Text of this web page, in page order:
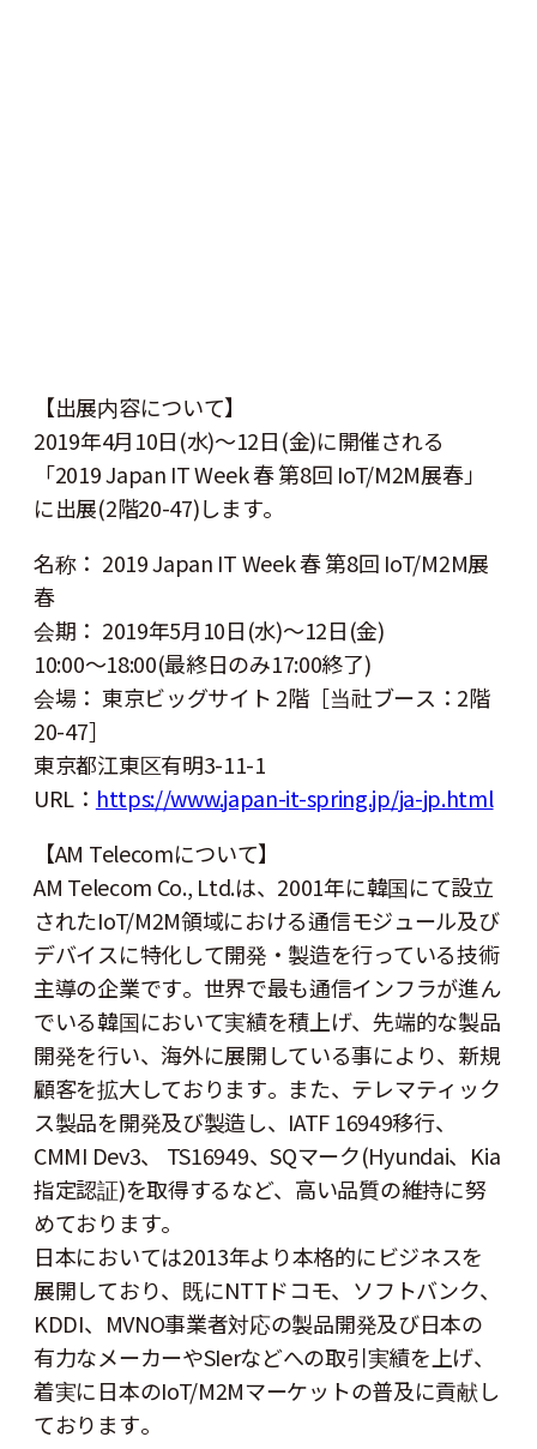
【出展内容について】
2019年4月10日(水)～12日(金)に開催される
「2019 Japan IT Week 春 第8回 IoT/M2M展春」
に出展(2階20-47)します。
名称： 2019 Japan IT Week 春 第8回 IoT/M2M展
春
会期： 2019年5月10日(水)～12日(金)
10:00～18:00(最終日のみ17:00終了)
会場： 東京ビッグサイト 2階［当社ブース：2階
20-47］
東京都江東区有明3-11-1
URL： https://www.japan-it-spring.jp/ja-jp.html
【AM Telecomについて】
AM Telecom Co., Ltd.は、2001年に韓国にて設立
されたIoT/M2M領域における通信モジュール及び
デバイスに特化して開発・製造を行っている技術
主導の企業です。世界で最も通信インフラが進ん
でいる韓国において実績を積上げ、先端的な製品
開発を行い、海外に展開している事により、新規
顧客を拡大しております。また、テレマティック
ス製品を開発及び製造し、IATF 16949移行、
CMMI Dev3、 TS16949、SQマーク(Hyundai、Kia
指定認証)を取得するなど、高い品質の維持に努
めております。
日本においては2013年より本格的にビジネスを
展開しており、既にNTTドコモ、ソフトバンク、
KDDI、MVNO事業者対応の製品開発及び日本の
有力なメーカーやSIerなどへの取引実績を上げ、
着実に日本のIoT/M2Mマーケットの普及に貢献し
ております。